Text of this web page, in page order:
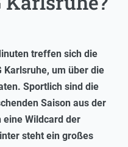
treffen sich die
Karlsruhe, um über die
Sportlich sind die
Saison aus der
eine Wildcard der
steht ein großes